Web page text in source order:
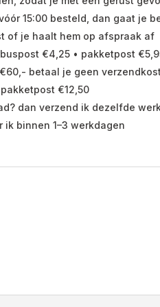
15:00 besteld, dan gaat je
of je haalt hem op afspraak af
€4,25 • pakketpost
betaal je geen
€12,50
dan verzend ik dezelfde
ik binnen 1–3 werkdagen